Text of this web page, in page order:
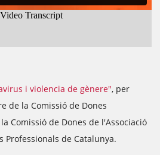
i violencia de gènere", per
de la Comissió de Dones
Comissió de Dones de l'Associació
Professionals de Catalunya.